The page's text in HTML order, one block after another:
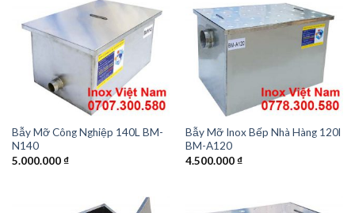
Bẫy Mỡ Công Nghiệp 140L BM-
N140
5.000.000₫
Bẫy Mỡ Inox Bếp Nhà Hàng 120l
BM-A120
4.500.000₫